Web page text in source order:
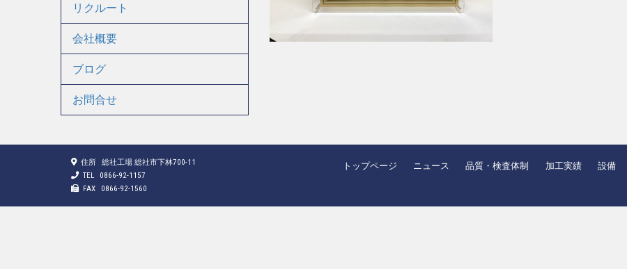
リクルート
会社概要
ブログ
お問合せ
住所
総社工場 総社市下林700-11
TEL
0866-92-1157
FAX
0866-92-1560
トップページ ニュース 品質・検査体制 加工実績 設備